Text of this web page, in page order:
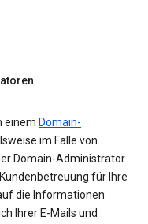
einem Domain-
im Falle von
Domain-Administrator
für Ihre
die Informationen
Ihrer E-Mails und